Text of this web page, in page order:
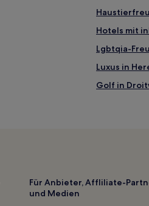
Hotels mit
Lgbtqia-
Luxus in
Golf in
Für Anbieter, Affliliate-
und Medien